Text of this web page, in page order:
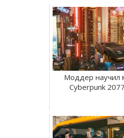
Моддер научил
Cyberpunk